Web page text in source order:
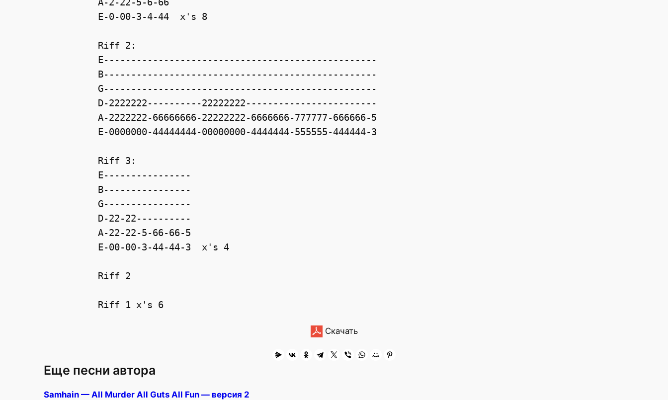
E-0-00-3-4-44  x's 8
Riff 2:
E--------------------------------------------------
B--------------------------------------------------
G--------------------------------------------------
D-2222222----------22222222------------------------
A-2222222-66666666-22222222-6666666-777777-666666-5
E-0000000-44444444-00000000-4444444-555555-444444-3
Riff 3:
E----------------
B----------------
G----------------
D-22-22----------
A-22-22-5-66-66-5
E-00-00-3-44-44-3  x's 4
Riff 2
Скачать
Еще песни автора
Samhain — All Murder All Guts All Fun — версия 2